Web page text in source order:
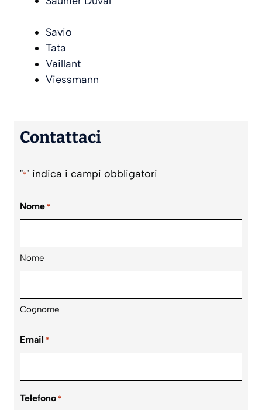
Savio
Tata
Vaillant
Viessmann
Contattaci
"*" indica i campi obbligatori
Nome *
Nome
Cognome
Email *
Telefono *